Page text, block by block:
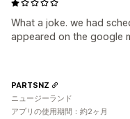
What a joke. we had
appeared on the google
PARTSNZ
ニュージーランド
アプリの使用期間：約2ヶ月